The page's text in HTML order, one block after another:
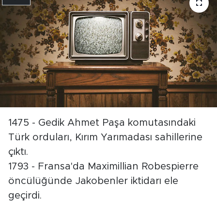
1475 - Gedik Ahmet Paşa komutasındaki
Türk orduları, Kırım Yarımadası sahillerine
çıktı.
1793 - Fransa'da Maximillian Robespierre
öncülüğünde Jakobenler iktidarı ele
geçirdi.